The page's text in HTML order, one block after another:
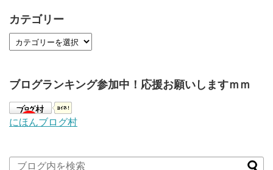
カテゴリー
ブログランキング参加中！応援お願いしますｍｍ
にほんブログ村